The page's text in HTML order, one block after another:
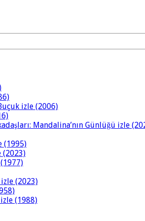
izle (2006)
Mandalina’nın Günlüğü izle
(1995)
(2023)
(2023)
(1988)